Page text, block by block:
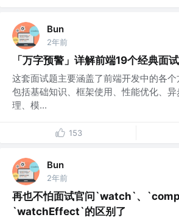
Bun
2年前
「万字预警」详解前端19个经典面
这套面试题主要涵盖了前端开发中的各个
包括基础知识、框架使用、性能优化、异
理、模...
153
Bun
2年前
再也不怕面试官问`watch`、
`watchEffect`的区别了